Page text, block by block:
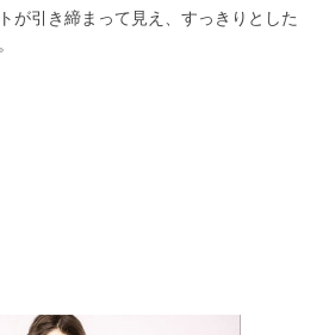
が引き締まって見え、すっきりとした